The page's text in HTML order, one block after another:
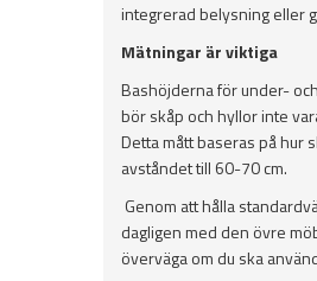
integrerad belysning eller
Mätningar är viktiga
Bashöjderna för under-
bör skåp och hyllor inte
Detta mått baseras på hur
avståndet till 60-70 cm.
Genom att hålla
dagligen med den övre
överväga om du ska